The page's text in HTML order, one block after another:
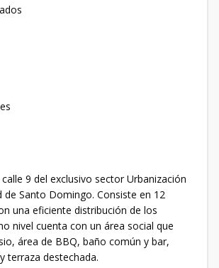
9 del exclusivo sector Urbanización
de Santo Domingo. Consiste en 12
una eficiente distribución de los
nivel cuenta con un área social que
área de BBQ, baño común y bar,
terraza destechada.